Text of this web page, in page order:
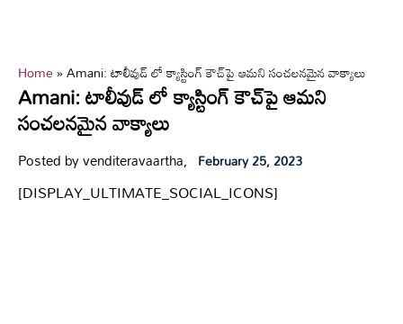
Home»Amani: టాలీవుడ్ లో క్యాస్టింగ్ కౌచ్‌పై ఆమని సంచలనమైన వాక్యాలు
Amani: టాలీవుడ్ లో క్యాస్టింగ్ కౌచ్‌పై ఆమని
సంచలనమైన వాక్యాలు
Posted by venditeravaartha, February 25, 2023
[DISPLAY_ULTIMATE_SOCIAL_ICONS]